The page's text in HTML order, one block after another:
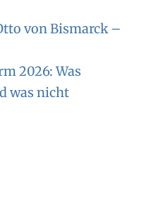
von Bismarck –
2026: Was
was nicht